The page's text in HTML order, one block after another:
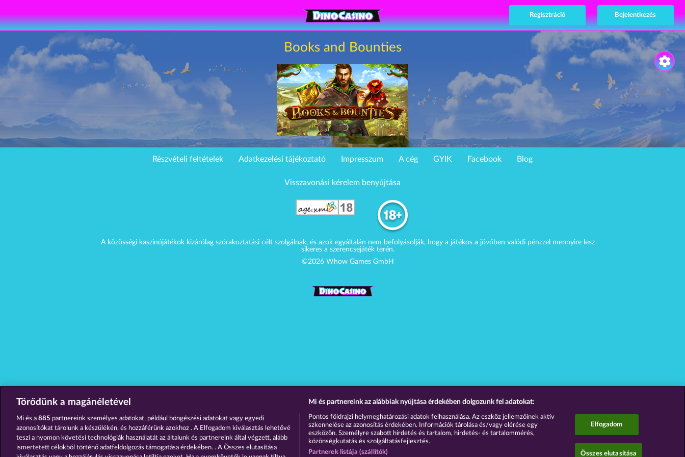
Regisztráció Bejelentkezés
Books and Bounties
Részvételi feltételek Adatkezelési tájékoztató Impresszum A cég GYIK Facebook Blog
Visszavonási kérelem benyújtása
A közösségi kaszinójátékok kizárólag szórakoztatási célt szolgálnak, és azok egyáltalán nem befolyásolják, hogy a játékos a jövőben valódi pénzzel mennyire lesz
sikeres a szerencsejáték terén.
©2026 Whow Games GmbH
Törődünk a magánéletével
Mi és a 885 partnereink személyes adatokat, például böngészési adatokat vagy egyedi
azonosítókat tárolunk a készülékén, és hozzáférünk azokhoz . A Elfogadom kiválasztás lehetővé
teszi a nyomon követési technológiák használatát az általunk és partnereink által végzett, alább
ismertetett célokból történő adatfeldolgozás támogatása érdekében. . A Összes elutasítása
Mi és partnereink az alábbiak nyújtása érdekében dolgozunk fel adatokat:
Pontos földrajzi helymeghatározási adatok felhasználása. Az eszköz jellemzőinek aktív
szkennelése az azonosítás érdekében. Információk tárolása és/vagy elérése egy
eszközön. Személyre szabott hirdetés és tartalom, hirdetés- és tartalommérés,
közönségkutatás és szolgáltatásfejlesztés.
Partnerek listája (szállítók)
Elfogadom
Összes elutasítása